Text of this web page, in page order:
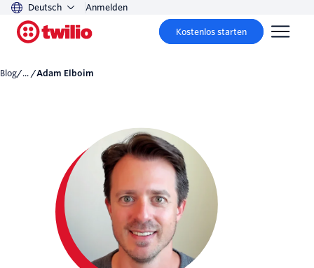
Deutsch Anmelden
Kostenlos starten
Blog/... / Adam Elboim